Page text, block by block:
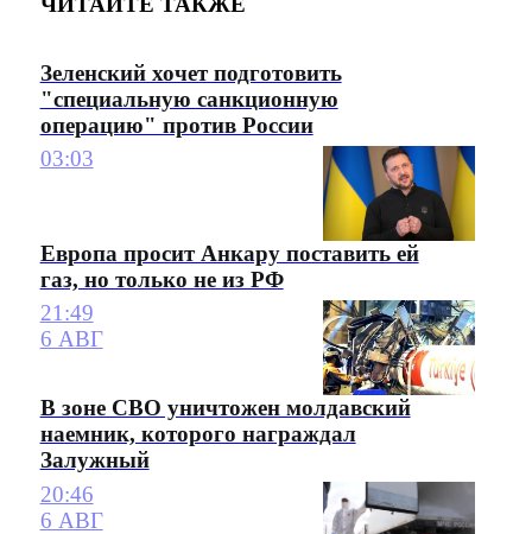
Зеленский хочет подготовить
"специальную санкционную
операцию" против России
03:03
Европа просит Анкару поставить ей
газ, но только не из РФ
21:49
6 АВГ
В зоне СВО уничтожен молдавский
наемник, которого награждал
Залужный
20:46
6 АВГ